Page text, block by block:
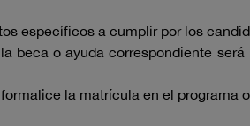
específicos a cumplir por los
beca o ayuda correspondiente
la matrícula en el programa